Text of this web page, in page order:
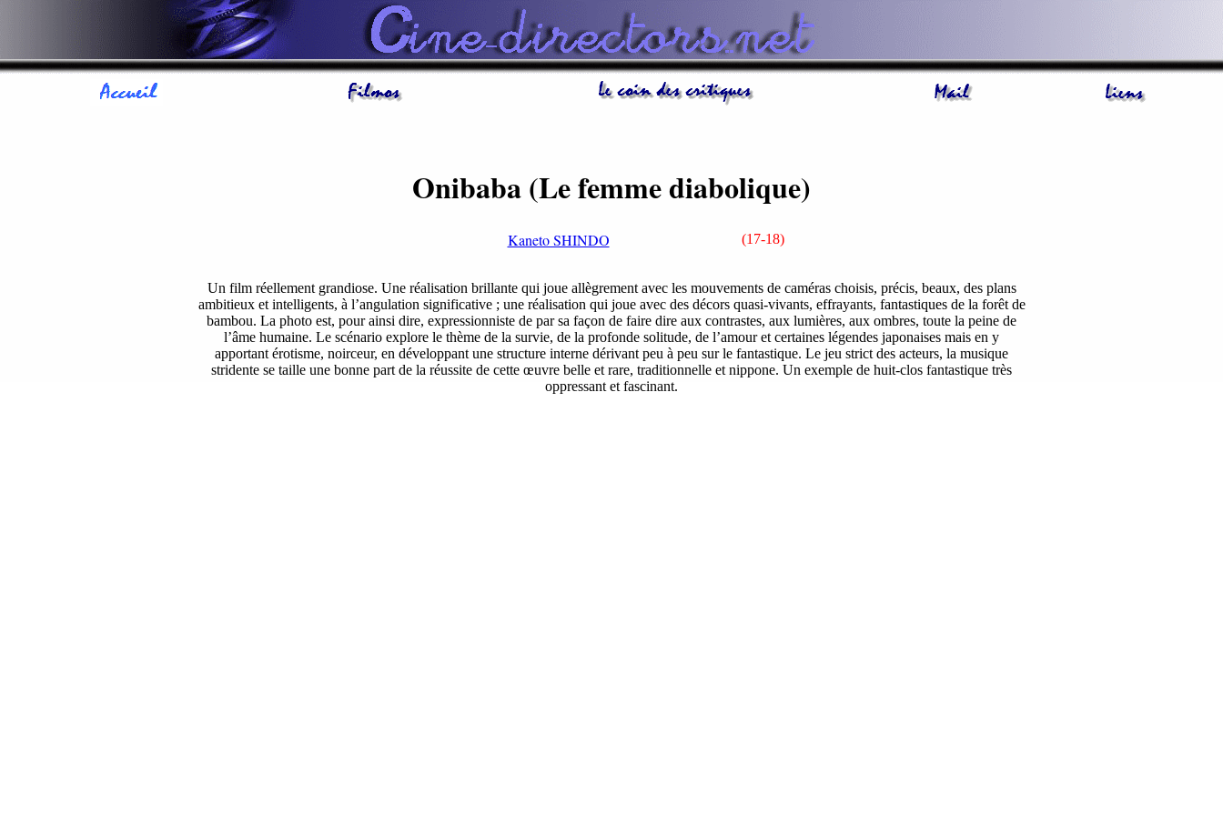
Onibaba (Le femme diabolique)
Kaneto SHINDO (17-18)
Un film réellement grandiose. Une réalisation brillante qui joue allègrement avec les mouvements de caméras choisis, précis, beaux, des plans
ambitieux et intelligents, à l’angulation significative ; une réalisation qui joue avec des décors quasi-vivants, effrayants, fantastiques de la forêt de
bambou. La photo est, pour ainsi dire, expressionniste de par sa façon de faire dire aux contrastes, aux lumières, aux ombres, toute la peine de
l’âme humaine. Le scénario explore le thème de la survie, de la profonde solitude, de l’amour et certaines légendes japonaises mais en y
apportant érotisme, noirceur, en développant une structure interne dérivant peu à peu sur le fantastique. Le jeu strict des acteurs, la musique
stridente se taille une bonne part de la réussite de cette œuvre belle et rare, traditionnelle et nippone. Un exemple de huit-clos fantastique très
oppressant et fascinant.